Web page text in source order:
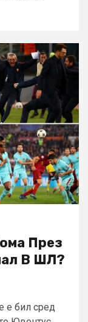
През
В ШЛ?
е бил сред